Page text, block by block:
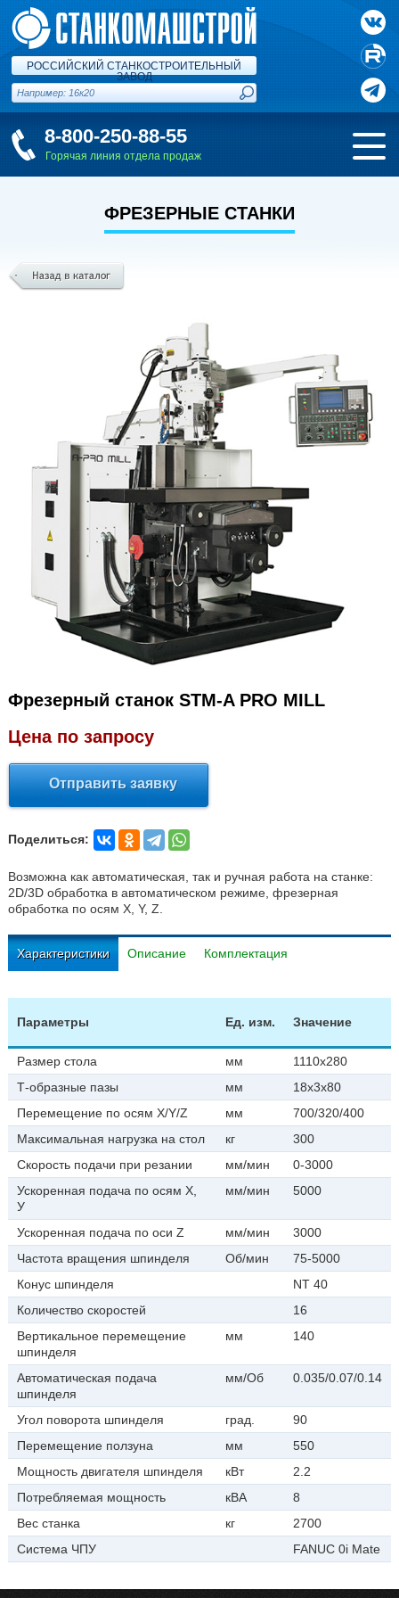
РОССИЙСКИЙ СТАНКОСТРОИТЕЛЬНЫЙ
ЗАВОД
8-800-250-88-55
Горячая линия отдела продаж
ФРЕЗЕРНЫЕ СТАНКИ
Фрезерный станок STM-A PRO MILL
Цена по запросу
Отправить заявку
Поделиться:
Возможна как автоматическая, так и ручная работа на станке:
2D/3D обработка в автоматическом режиме, фрезерная
обработка по осям X, Y, Z.
Характеристики Описание Комплектация
Параметры Ед. изм. Значение
Размер стола мм
1110х280
Т-образные пазы
мм
18х3х80
Перемещение по осям Х/Y/Z
мм
700/320/400
Максимальная нагрузка на стол
кг
300
Скорость подачи при резании
мм/мин
0-3000
Ускоренная подача по осям Х,
У
мм/мин 5000
Ускоренная подача по оси Z мм/мин
3000
Частота вращения шпинделя
Об/мин
75-5000
Конус шпинделя
NT 40
Количество скоростей
16
Вертикальное перемещение
шпинделя
мм 140
Автоматическая подача
шпинделя
мм/Об 0.035/0.07/0.14
Угол поворота шпинделя град.
90
Перемещение ползуна
мм
550
Мощность двигателя шпинделя
кВт
2.2
Потребляемая мощность
кВА
8
Вес станка
кг
2700
Система ЧПУ
FANUC 0i Mate